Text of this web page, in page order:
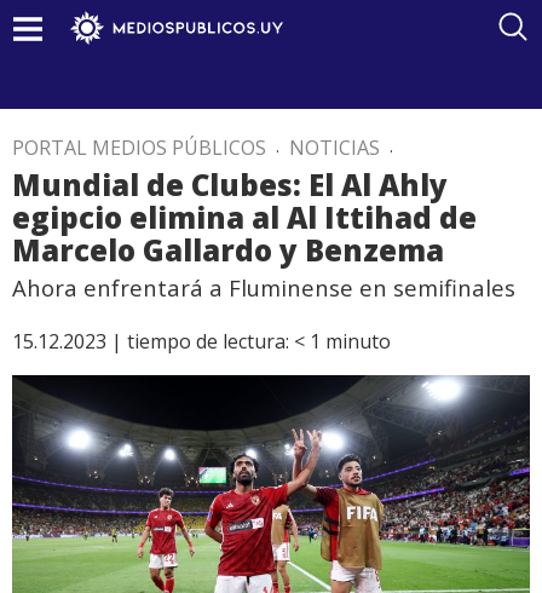
PORTAL MEDIOS PÚBLICOS . NOTICIAS .
Mundial de Clubes: El Al Ahly
egipcio elimina al Al Ittihad de
Marcelo Gallardo y Benzema
Ahora enfrentará a Fluminense en semifinales
15.12.2023 | tiempo de lectura: < 1 minuto